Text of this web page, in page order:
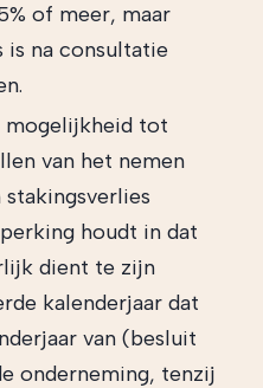
of meer, maar
is na consultatie
mogelijkheid tot
van het nemen
houdt in dat
dient te zijn
kalenderjaar dat
van (besluit
onderneming, tenzij